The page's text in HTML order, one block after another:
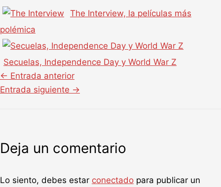
The Interview, la películas más
polémica
Secuelas, Independence Day y World War Z
← Entrada anterior
Entrada siguiente →
Deja un comentario
Lo siento, debes estar conectado para publicar un